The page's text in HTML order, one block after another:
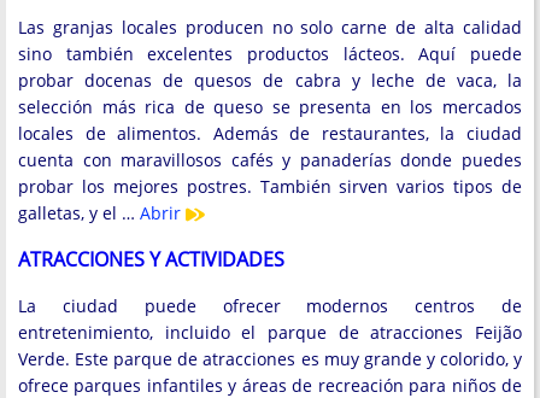
Las granjas locales producen no solo carne de alta calidad
sino también excelentes productos lácteos. Aquí puede
probar docenas de quesos de cabra y leche de vaca, la
selección más rica de queso se presenta en los mercados
locales de alimentos. Además de restaurantes, la ciudad
cuenta con maravillosos cafés y panaderías donde puedes
probar los mejores postres. También sirven varios tipos de
galletas, y el … Abrir
ATRACCIONES Y ACTIVIDADES
La ciudad puede ofrecer modernos centros de
entretenimiento, incluido el parque de atracciones Feijão
Verde. Este parque de atracciones es muy grande y colorido, y
ofrece parques infantiles y áreas de recreación para niños de